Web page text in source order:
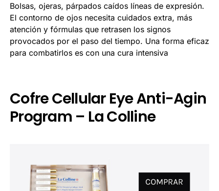
Bolsas, ojeras, párpados caídos líneas de expresión.
El contorno de ojos necesita cuidados extra, más
atención y fórmulas que retrasen los signos
provocados por el paso del tiempo. Una forma eficaz
para combatirlos es con una cura intensiva
Cofre Cellular Eye Anti-Agin
Program – La Colline